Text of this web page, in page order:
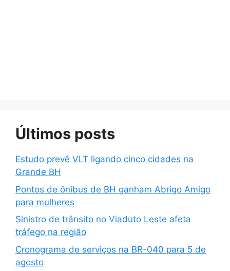
Últimos posts
Estudo prevê VLT ligando cinco cidades na
Grande BH
Pontos de ônibus de BH ganham Abrigo Amigo
para mulheres
Sinistro de trânsito no Viaduto Leste afeta
tráfego na região
Cronograma de serviços na BR-040 para 5 de
agosto